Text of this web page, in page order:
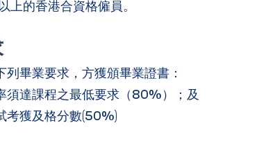
上的香港合資格僱員。
列畢業要求，方獲頒畢業證書：
須達課程之最低要求（80%）；及
考獲及格分數(50%)